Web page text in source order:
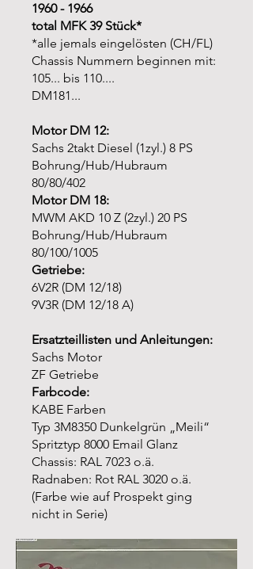
1960 - 1966
total MFK 39 Stück*
*alle jemals eingelösten (CH/FL)
Chassis Nummern beginnen mit:
105... bis 110....
DM181...
Motor DM 12:
Sachs 2takt Diesel (1zyl.) 8 PS
Bohrung/Hub/Hubraum
80/80/402
Motor DM 18:
MWM AKD 10 Z (2zyl.) 20 PS
Bohrung/Hub/Hubraum
80/100/1005
Getriebe:
6V2R (DM 12/18)
9V3R (DM 12/18 A)
Ersatzteillisten und Anleitungen:
Sachs Motor
ZF Getriebe
Farbcode:
KABE Farben
Typ 3M8350 Dunkelgrün „Meili“
Spritztyp 8000 Email Glanz
Chassis: RAL 7023 o.ä.
Radnaben: Rot RAL 3020 o.ä.
(Farbe wie auf Prospekt ging
nicht in Serie)